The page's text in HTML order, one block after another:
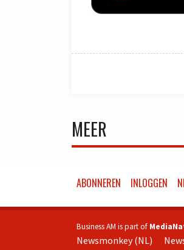
MEER
ABONNEREN INLOGGEN
Business AM is part of
Newsmonkey (NL)